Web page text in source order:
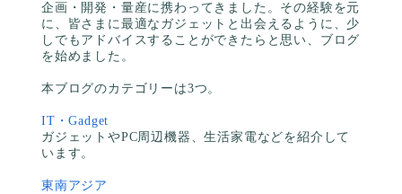
企画・開発・量産に携わってきました。その経験を元
に、皆さまに最適なガジェットと出会えるように、少
しでもアドバイスすることができたらと思い、ブログ
を始めました。
本ブログのカテゴリーは3つ。
IT・Gadget
ガジェットやPC周辺機器、生活家電などを紹介して
います。
東南アジア